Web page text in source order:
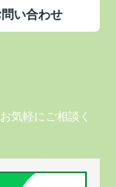
い合わせ
気軽にご相談く